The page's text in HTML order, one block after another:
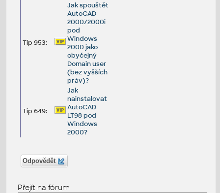
Tip 953:
Jak spouštět
AutoCAD
2000/2000i
pod
Windows
2000 jako
obyčejný
Domain user
(bez vyšších
práv)?
Tip 649:
Jak
nainstalovat
AutoCAD
LT98 pod
Windows
2000?
Odpovědět
Přejít na fórum